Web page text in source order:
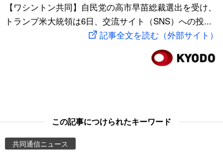
文化
動画/Live
スポーツ・東京2020
【ワシントン共同】自民党の高市早苗総裁選出を受け、
トランプ米大統領は6日、交流サイト（SNS）への投...
記事全文を読む（外部サイト）
この記事につけられたキーワード
共同通信ニュース